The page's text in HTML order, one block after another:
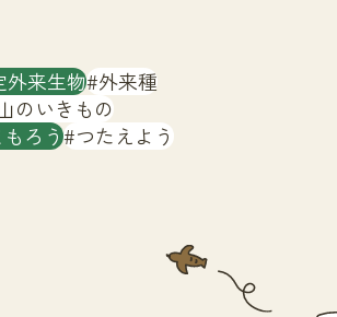
外来生物 外来種
のいきもの
もろう つたえよう